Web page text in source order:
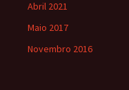
Abril 2021
Maio 2017
Novembro 2016